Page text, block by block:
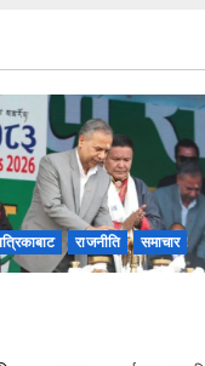
राजनीति समाचार